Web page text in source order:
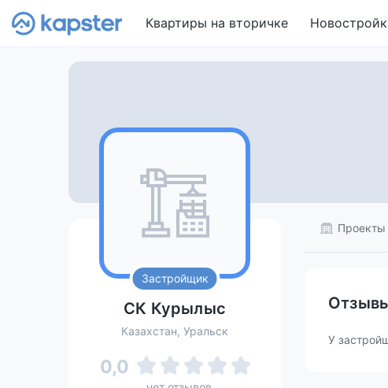
Квартиры на вторичке
Застройщик
СК Курылыс
Казахстан, Уральск
0,0
Проекты
У